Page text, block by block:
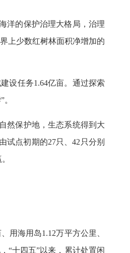
洋的保护治理大格局，治理
上少数红树林面积净增加的
设任务1.64亿亩。通过探索
然保护地，生态系统得到大
试点初期的27只、42只分别
用海用岛1.12万平方公里、
“十四五”以来，累计处置闲